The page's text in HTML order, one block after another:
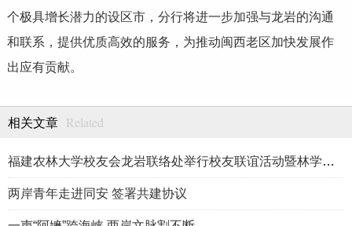
个极具增长潜力的设区市，分行将进一步加强与龙岩的沟通
和联系，提供优质高效的服务，为推动闽西老区加快发展作
出应有贡献。
相关文章 Related
福建农林大学校友会龙岩联络处举行校友联谊活动暨林学、生物医药
两岸青年走进同安 签署共建协议